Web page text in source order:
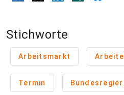
Stichworte
Arbeitsmarkt
Termin